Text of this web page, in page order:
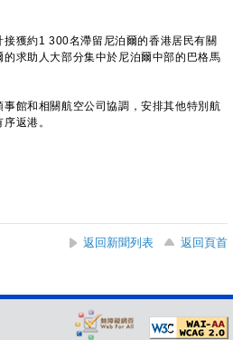
獲約1 300名滯留尼泊爾的香港居民有關
求助人大部分集中於尼泊爾中部的巴格馬
館和相關航空公司協調，安排其他特別航
返港。
返回新聞列表
返回頁首